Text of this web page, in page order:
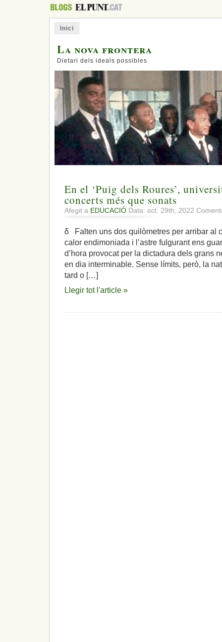
Inici
La nova frontera
Dietari dels ideals possibles
En el ‘Puig dels Roures’,
concerts més que sonats
Afegit a EDUCACIÓ Data: oct. 29th, 2022
δ Falten uns dos quilòmetres per arribar al
calor endimoniada i l’astre fulgurant ens
d’hora provocat per la dictadura dels grans
en dia interminable. Sense límits, però, la
tard o […]
Llegir tot l'article »